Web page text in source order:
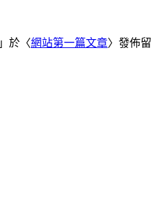
」於〈網站第一篇文章〉發佈留